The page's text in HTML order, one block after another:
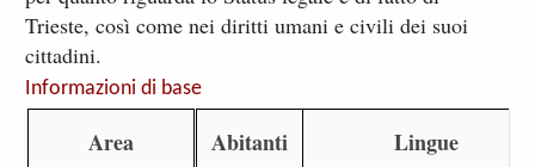
Trieste, così come nei diritti umani e civili dei suoi
cittadini.
Informazioni di base
Area Abitanti Lingue